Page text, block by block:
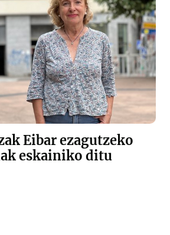
Eibar ezagutzeko
eskainiko ditu